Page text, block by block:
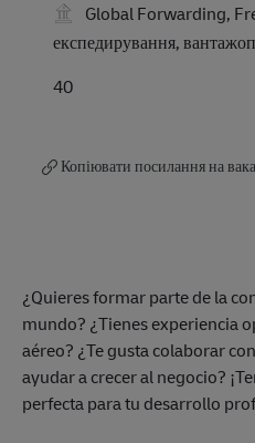
Global Forwarding,
експедирування,
40
Копіювати посилання на
¿Quieres formar parte de la
mundo? ¿Tienes experiencia
aéreo? ¿Te gusta colaborar
ayudar a crecer al negocio?
perfecta para tu desarrollo